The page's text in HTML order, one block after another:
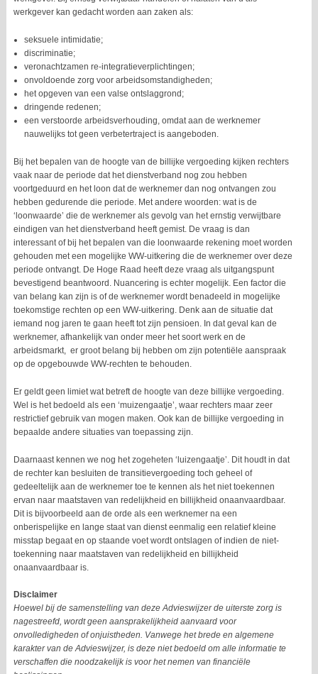
werkgever kan gedacht worden aan zaken als:
seksuele intimidatie;
discriminatie;
veronachtzamen re-integratieverplichtingen;
onvoldoende zorg voor arbeidsomstandigheden;
het opgeven van een valse ontslaggrond;
dringende redenen;
een verstoorde arbeidsverhouding, omdat aan de werknemer
nauwelijks tot geen verbetertraject is aangeboden.
Bij het bepalen van de hoogte van de billijke vergoeding kijken rechters
vaak naar de periode dat het dienstverband nog zou hebben
voortgeduurd en het loon dat de werknemer dan nog ontvangen zou
hebben gedurende die periode. Met andere woorden: wat is de
‘loonwaarde’ die de werknemer als gevolg van het ernstig verwijtbare
eindigen van het dienstverband heeft gemist. De vraag is dan
interessant of bij het bepalen van die loonwaarde rekening moet worden
gehouden met een mogelijke WW-uitkering die de werknemer over deze
periode ontvangt. De Hoge Raad heeft deze vraag als uitgangspunt
bevestigend beantwoord. Nuancering is echter mogelijk. Een factor die
van belang kan zijn is of de werknemer wordt benadeeld in mogelijke
toekomstige rechten op een WW-uitkering. Denk aan de situatie dat
iemand nog jaren te gaan heeft tot zijn pensioen. In dat geval kan de
werknemer, afhankelijk van onder meer het soort werk en de
arbeidsmarkt, er groot belang bij hebben om zijn potentiële aanspraak
op de opgebouwde WW-rechten te behouden.
Er geldt geen limiet wat betreft de hoogte van deze billijke vergoeding.
Wel is het bedoeld als een ‘muizengaatje’, waar rechters maar zeer
restrictief gebruik van mogen maken. Ook kan de billijke vergoeding in
bepaalde andere situaties van toepassing zijn.
Daarnaast kennen we nog het zogeheten ‘luizengaatje’. Dit houdt in dat
de rechter kan besluiten de transitievergoeding toch geheel of
gedeeltelijk aan de werknemer toe te kennen als het niet toekennen
ervan naar maatstaven van redelijkheid en billijkheid onaanvaardbaar.
Dit is bijvoorbeeld aan de orde als een werknemer na een
onberispelijke en lange staat van dienst eenmalig een relatief kleine
misstap begaat en op staande voet wordt ontslagen of indien de niet-
toekenning naar maatstaven van redelijkheid en billijkheid
onaanvaardbaar is.
Disclaimer
Hoewel bij de samenstelling van deze Advieswijzer de uiterste zorg is
nagestreefd, wordt geen aansprakelijkheid aanvaard voor
onvolledigheden of onjuistheden. Vanwege het brede en algemene
karakter van de Advieswijzer, is deze niet bedoeld om alle informatie te
verschaffen die noodzakelijk is voor het nemen van financiële